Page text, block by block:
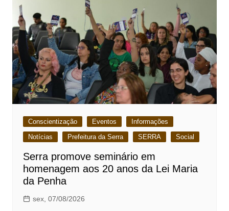
Conscientização Eventos
Informações
Notícias
Prefeitura da Serra SERRA Social
Serra promove seminário em
homenagem aos 20 anos da Lei Maria
da Penha
sex, 07/08/2026